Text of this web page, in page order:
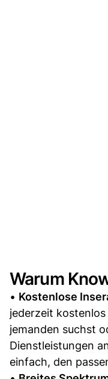
Warum
• Kostenlose
jederzeit
jemanden suchst
Dienstleistungen
einfach, den